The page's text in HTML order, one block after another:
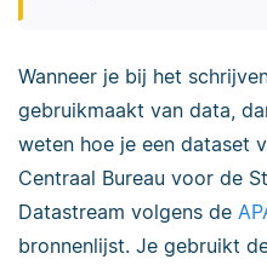
Wanneer je bij het
gebruikmaakt van data,
weten hoe je een dataset
Centraal Bureau voor de
Datastream volgens de
bronnenlijst. Je gebruikt